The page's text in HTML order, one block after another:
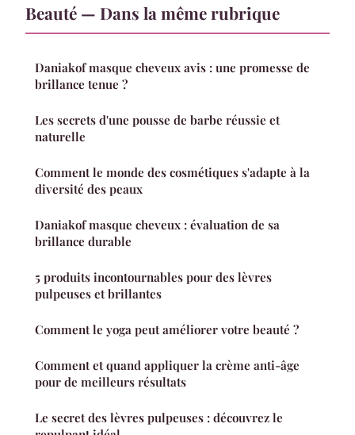
Beauté — Dans la même rubrique
Daniakof masque cheveux avis : une promesse de
brillance tenue ?
Les secrets d'une pousse de barbe réussie et
naturelle
Comment le monde des cosmétiques s'adapte à la
diversité des peaux
Daniakof masque cheveux : évaluation de sa
brillance durable
5 produits incontournables pour des lèvres
pulpeuses et brillantes
Comment le yoga peut améliorer votre beauté ?
Comment et quand appliquer la crème anti-âge
pour de meilleurs résultats
Le secret des lèvres pulpeuses : découvrez le